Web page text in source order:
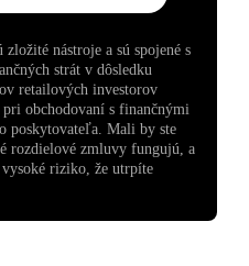
nástroje a sú spojené s
strát v dôsledku
retailových investorov
obchodovaní s finančnými
poskytovateľa. Mali by ste
rozdielové zmluvy fungujú, a
riziko, že utrpíte